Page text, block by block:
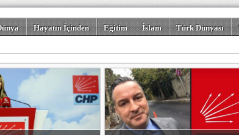
Hayatın İçinden Eğitim İslam Türk Dünyası